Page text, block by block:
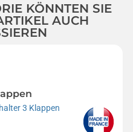
KÖNNTEN SIE
AUCH